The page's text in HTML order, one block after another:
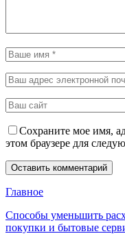
Сохраните мое имя,
этом браузере для
Главное
Способы уменьшить
покупки и бытовые